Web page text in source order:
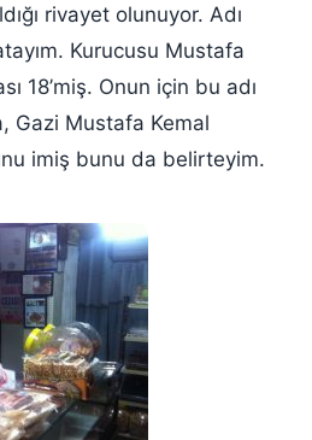
rivayet olunuyor. Adı
Kurucusu Mustafa
18’miş. Onun için bu adı
Gazi Mustafa Kemal
imiş bunu da belirteyim.